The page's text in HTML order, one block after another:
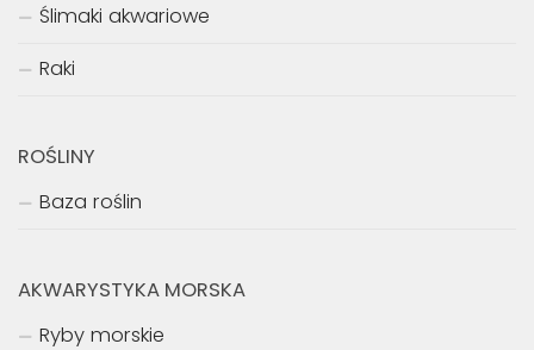
Ślimaki akwariowe
Raki
ROŚLINY
Baza roślin
AKWARYSTYKA MORSKA
Ryby morskie